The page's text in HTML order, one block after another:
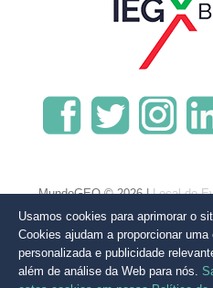
MundoGEO © 2026 |Local do
Usamos cookies para aprimorar o
Cookies ajudam a proporcionar uma
personalizada e publicidade
além de análise da Web para nós.